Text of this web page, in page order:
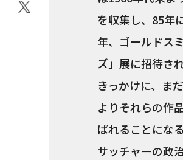
を収集し、85年
年、ゴールドス
ズ」展に招待さ
きっかけに、ま
よりそれらの作
ばれることにな
サッチャーの政